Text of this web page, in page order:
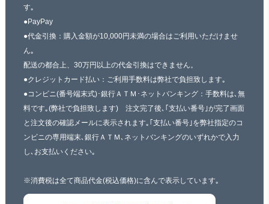
す｡
●PayPay
●代金引換：購入金額が10,000円未満の場合はご利用いただけませ
ん｡
配送の都合上、30万円以上の代金引換はできません。
●クレジットカード払い：ご利用手数料は弊社で負担致します｡
●コンビニ(番号端末式)･銀行ＡＴＭ･ネットバンキング：手数料は､無
料です｡(弊社で負担致します) 注文完了後､｢支払い番号｣が完了画面
と注文後の確認メールに表示されます｡｢支払い番号｣を弊社指定のコ
ンビニの専用端末､銀行ＡＴＭ､ネットバンキングのいずれかで入力
し､お支払いください｡
※消費税は全て商品代金(税込価格)に含んで表示しています｡